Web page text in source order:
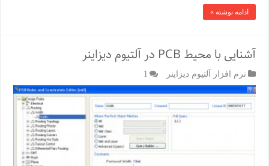
ادامه نوشته »
آشنایی با محیط PCB در آلتیوم دیزاینر
نرم افزار آلتیوم دیزاینر 1